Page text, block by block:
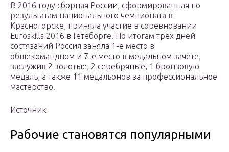
В 2016 году сборная России, сформированная по
результатам национального чемпионата в
Красногорске, приняла участие в соревновании
Euroskills 2016 в Гётеборге. По итогам трёх дней
состязаний Россия заняла 1-е место в
общекомандном и 7-е место в медальном зачёте,
заслужив 2 золотые, 2 серебряные, 1 бронзовую
медаль, а также 11 медальонов за профессиональное
мастерство.
Источник
Рабочие становятся популярными